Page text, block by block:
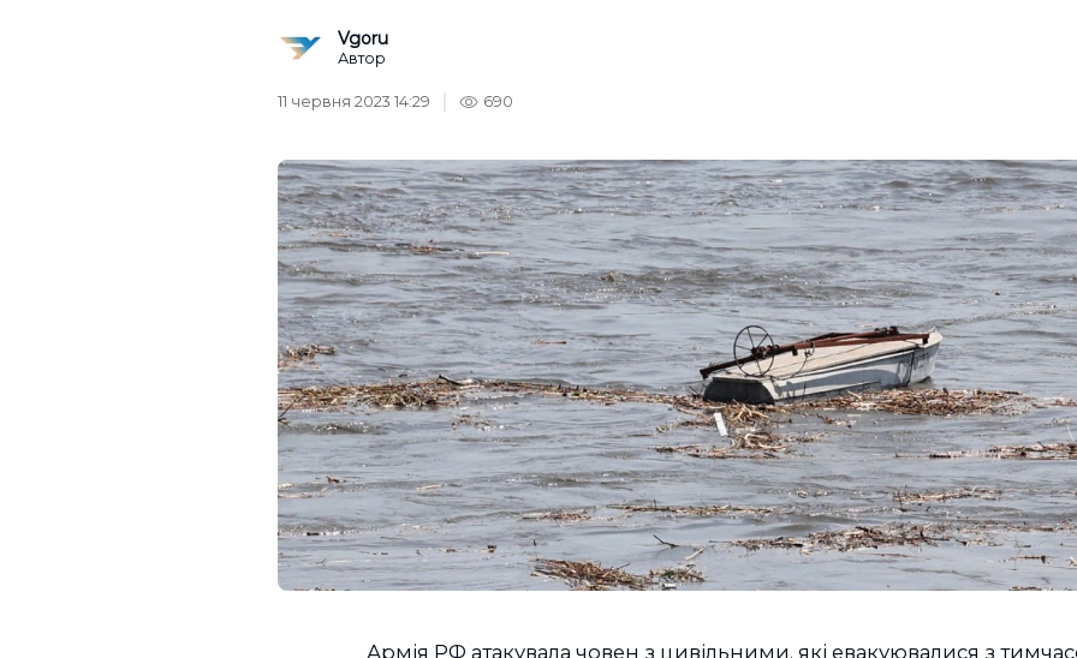
Vgoru
Автор
11 червня 2023 14:29 690
Армія РФ атакувала човен з цивільними, які евакуювалися з